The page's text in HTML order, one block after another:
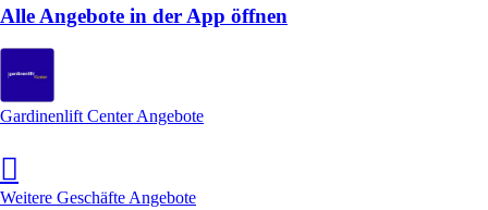
Alle Angebote in der App öffnen
Gardinenlift Center Angebote
Weitere Geschäfte Angebote